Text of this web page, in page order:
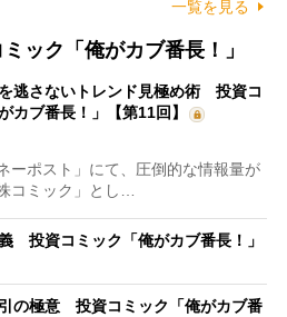
一覧を見る
ック「俺がカブ番長！」
を逃さないトレンド見極め術 投資コ
カブ番長！」【第11回】
ーポスト」にて、圧倒的な情報量が
コミック」とし…
投資コミック「俺がカブ番長！」
の極意 投資コミック「俺がカブ番